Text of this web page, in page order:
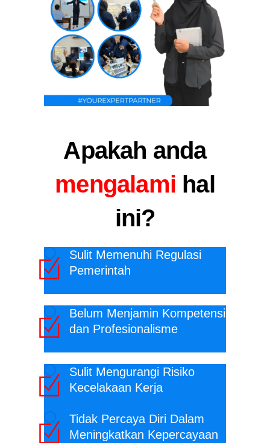
Apakah anda
mengalami hal
ini?
Sulit Memenuhi Regulasi
Pemerintah
Belum Menjamin Kompetensi
dan Profesionalisme
Sulit Mengurangi Risiko
Kecelakaan Kerja
Tidak Percaya Diri Dalam
Meningkatkan Kepercayaan